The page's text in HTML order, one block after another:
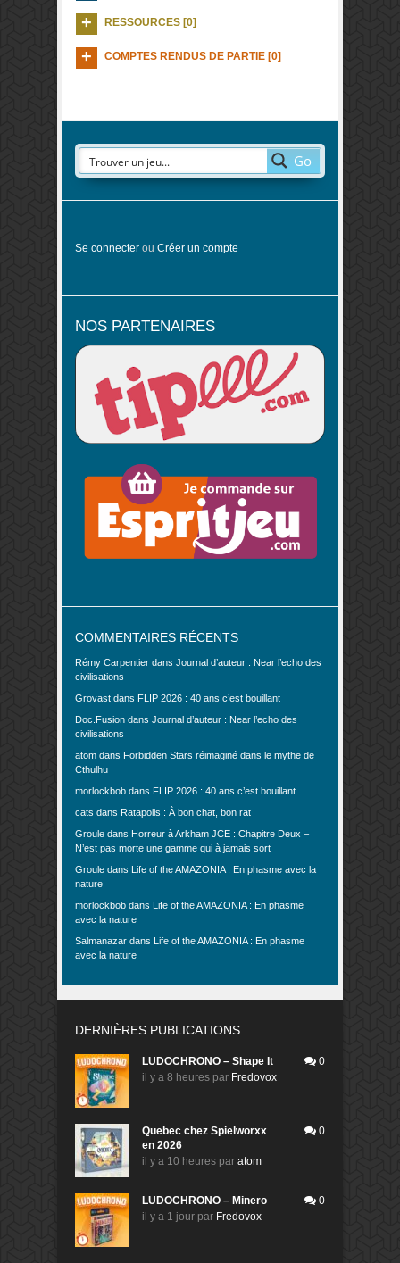
RESSOURCES [0]
COMPTES RENDUS DE PARTIE [0]
Go
Se connecter ou Créer un compte
NOS PARTENAIRES
COMMENTAIRES RÉCENTS
Rémy Carpentier dans Journal d’auteur : Near l’echo des
civilisations
Grovast dans FLIP 2026 : 40 ans c’est bouillant
Doc.Fusion dans Journal d’auteur : Near l’echo des
civilisations
atom dans Forbidden Stars réimaginé dans le mythe de
Cthulhu
morlockbob dans FLIP 2026 : 40 ans c’est bouillant
cats dans Ratapolis : À bon chat, bon rat
Groule dans Horreur à Arkham JCE : Chapitre Deux –
N’est pas morte une gamme qui à jamais sort
Groule dans
Life of the AMAZONIA : En phasme avec la
nature
morlockbob dans
Life of the AMAZONIA : En phasme
avec la nature
Salmanazar dans
Life of the AMAZONIA : En phasme
avec la nature
DERNIÈRES PUBLICATIONS
LUDOCHRONO – Shape It
il y a 8 heures par Fredovox
0
Quebec chez Spielworxx
en 2026
il y a 10 heures par atom
0
LUDOCHRONO – Minero
il y a 1 jour par Fredovox
0